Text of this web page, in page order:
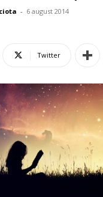
- 6 august 2014
Twitter